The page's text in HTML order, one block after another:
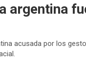
argentina
acusada por los